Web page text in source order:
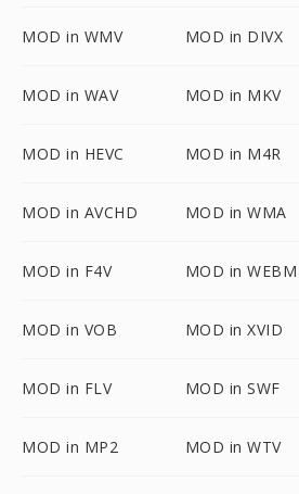
MOD in WMV MOD in DIVX
MOD in WAV MOD in MKV
MOD in HEVC MOD in M4R
MOD in AVCHD MOD in WMA
MOD in F4V MOD in WEBM
MOD in VOB MOD in XVID
MOD in FLV MOD in SWF
MOD in MP2 MOD in WTV